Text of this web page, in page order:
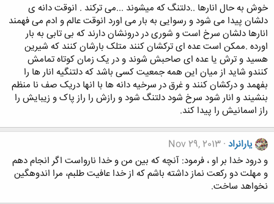
خوش به حال انارها ..دلتنگ که میشوند ...می ترکند . انوقت دانه ی
دلشان پیدا می شود و رسوایی به بار می اورد انوقت عالم و ادم می فهمند
انارها دلشان سرخ است و شوری در درونشان دارند که بی تابی به بار
اورده .ممکن است عده ای ترکشان کنند متلک بارشان کنند که شیرین
هسید و ترش یا عده ای صاحبش شوند و در یک زمان کوتاه تمامش
کنندو شاید از میان این همه جمعیت کسی باشد که دلتنگیه انار ها را
بفهمد و درکشان کنند و غرق در سرخیه دانه ها با انها دریک صف نا منظم
بنشیند و انار شود سرخ شود دلتنگ شود و رازش را راز پاک و زیبایش را
راز اسمانیش را پیدا کند.
یارانراد Nov 29, 2013
و درود خدا بر او ، فرمود: آنچه كه بين من و خدا نارواست اگر انجام دهم
و مهلت دو ركعت نماز داشته باشم كه از خدا عافيت طلبم، مرا اندوهگين
نخواهد ساخت.